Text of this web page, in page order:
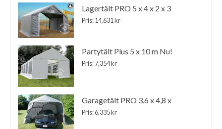
Lagertält PRO 5 x 4 x 2 x 3
Pris: 14,631 kr
Partytält Plus 5 x 10 m Nu!
Pris: 7,354 kr
Garagetält PRO 3,6 x 4,8 x
Pris: 6,335 kr